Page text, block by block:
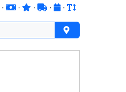
· · · · ·